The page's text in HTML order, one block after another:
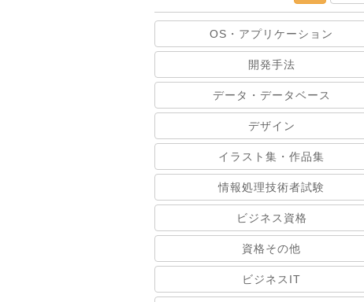
OS・アプリケーション
開発手法
データ・データベース
デザイン
イラスト集・作品集
情報処理技術者試験
ビジネス資格
資格その他
ビジネスIT